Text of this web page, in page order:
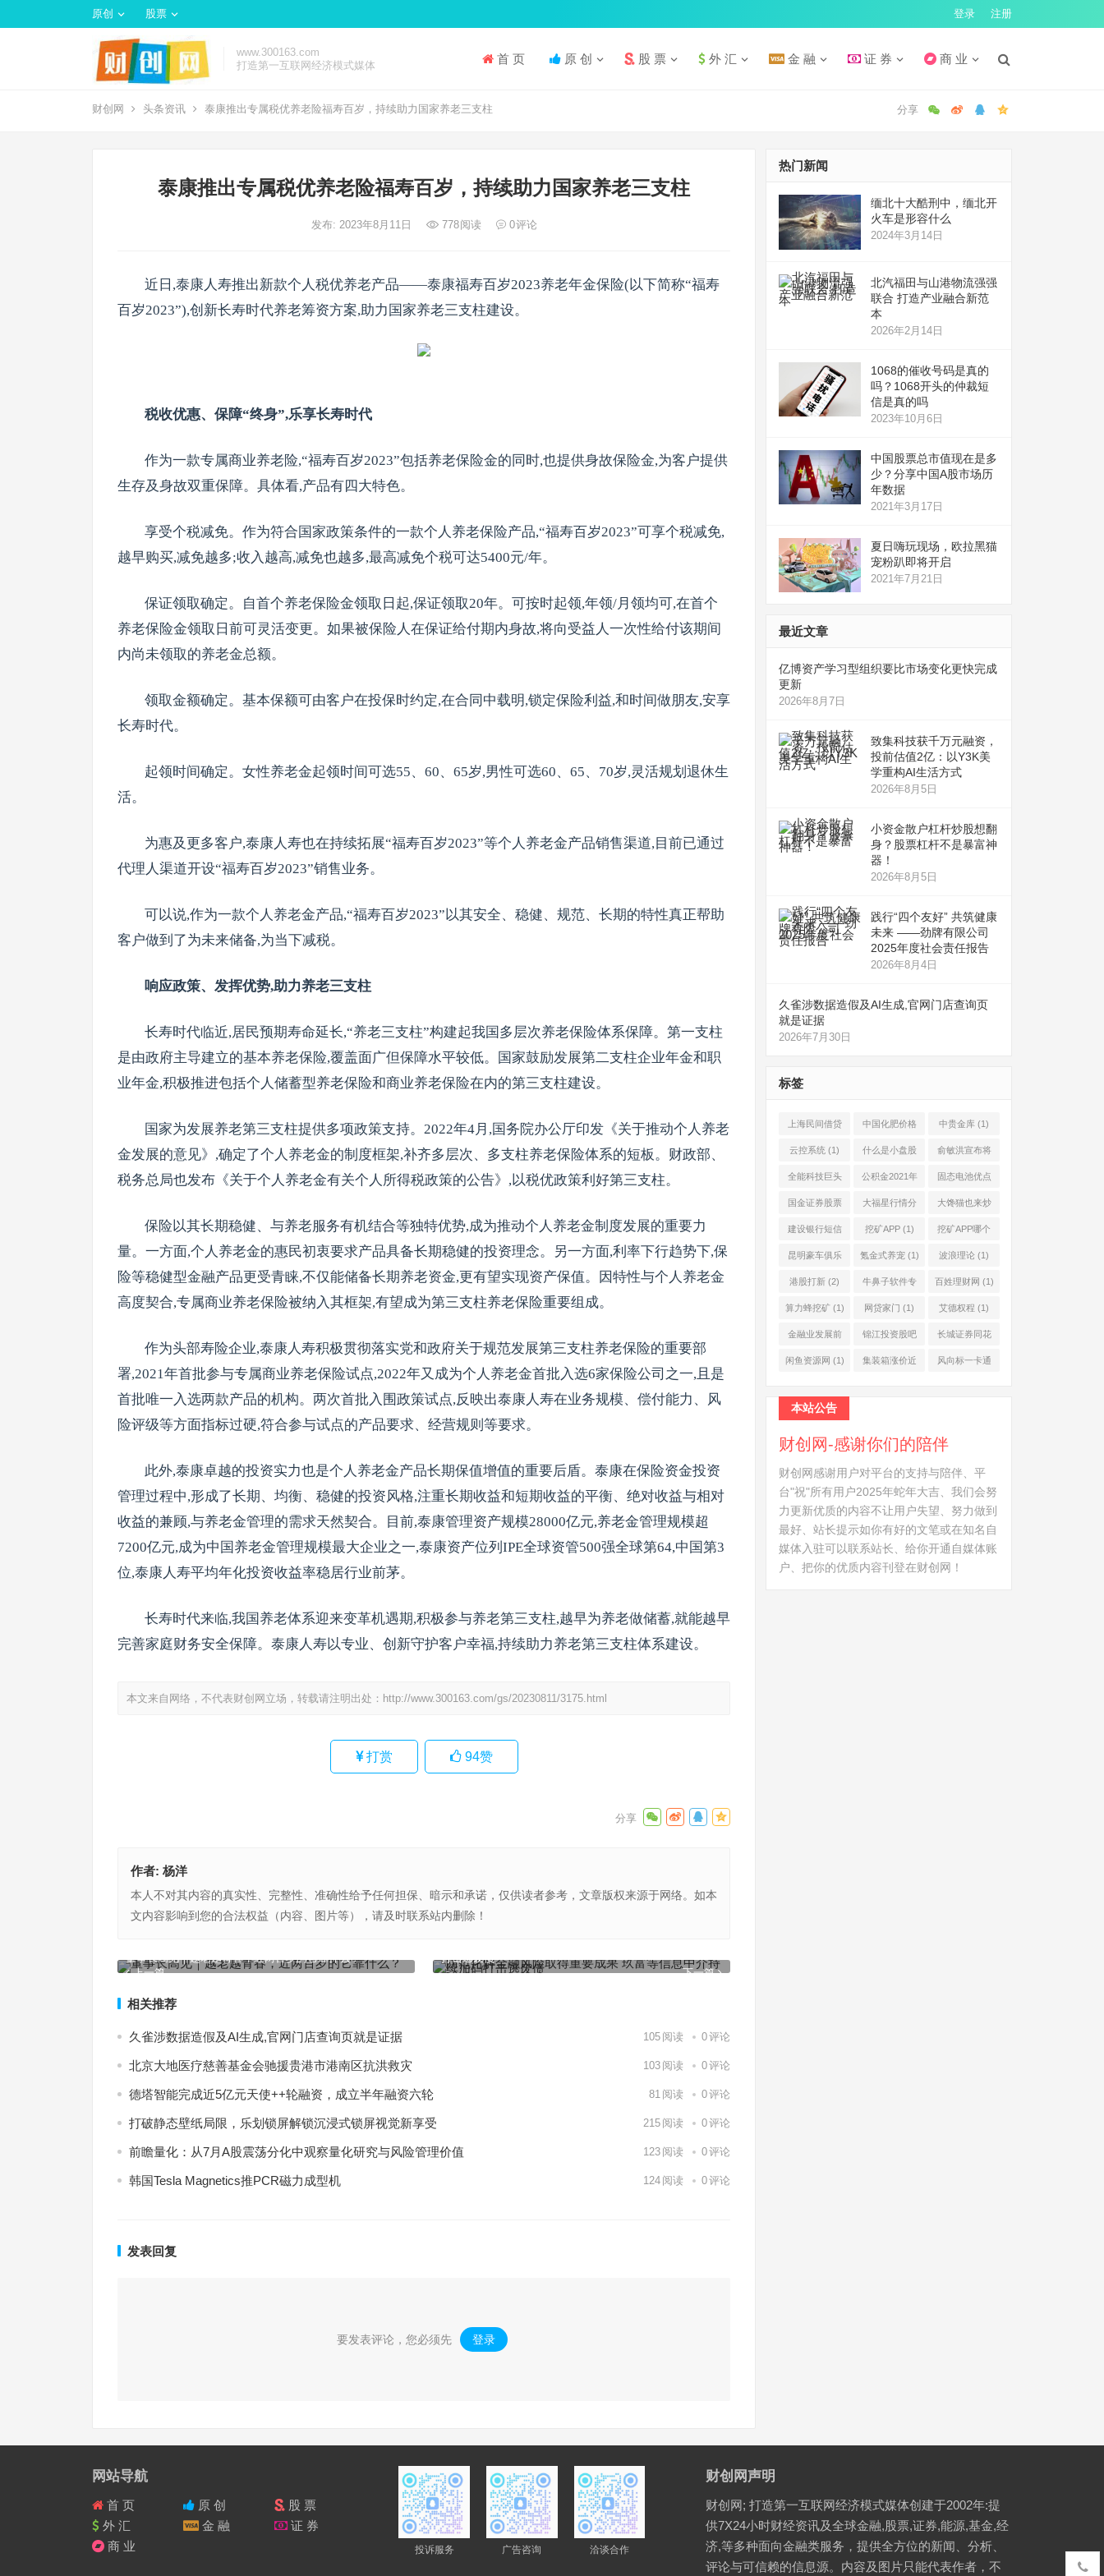
原创 股票 登录 注册
www.300163.com
打造第一互联网经济模式媒体
首 页 原 创 股 票 外 汇 金 融 证 券 商 业
财创网 头条资讯 泰康推出专属税优养老险福寿百岁，持续助力国家养老三支柱
泰康推出专属税优养老险福寿百岁，持续助力国家养老三支柱
发布: 2023年8月11日 778阅读 0评论
近日,泰康人寿推出新款个人税优养老产品——泰康福寿百岁2023养老年金保险(以下简称“福寿
百岁2023”),创新长寿时代养老筹资方案,助力国家养老三支柱建设。
税收优惠、保障“终身”,乐享长寿时代
作为一款专属商业养老险,“福寿百岁2023”包括养老保险金的同时,也提供身故保险金,为客户提供
生存及身故双重保障。具体看,产品有四大特色。
享受个税减免。作为符合国家政策条件的一款个人养老保险产品,“福寿百岁2023”可享个税减免,
越早购买,减免越多;收入越高,减免也越多,最高减免个税可达5400元/年。
保证领取确定。自首个养老保险金领取日起,保证领取20年。可按时起领,年领/月领均可,在首个
养老保险金领取日前可灵活变更。如果被保险人在保证给付期内身故,将向受益人一次性给付该期间
内尚未领取的养老金总额。
领取金额确定。基本保额可由客户在投保时约定,在合同中载明,锁定保险利益,和时间做朋友,安享
长寿时代。
起领时间确定。女性养老金起领时间可选55、60、65岁,男性可选60、65、70岁,灵活规划退休生
活。
为惠及更多客户,泰康人寿也在持续拓展“福寿百岁2023”等个人养老金产品销售渠道,目前已通过
代理人渠道开设“福寿百岁2023”销售业务。
可以说,作为一款个人养老金产品,“福寿百岁2023”以其安全、稳健、规范、长期的特性真正帮助
客户做到了为未来储备,为当下减税。
响应政策、发挥优势,助力养老三支柱
长寿时代临近,居民预期寿命延长,“养老三支柱”构建起我国多层次养老保险体系保障。第一支柱
是由政府主导建立的基本养老保险,覆盖面广但保障水平较低。国家鼓励发展第二支柱企业年金和职
业年金,积极推进包括个人储蓄型养老保险和商业养老保险在内的第三支柱建设。
国家为发展养老第三支柱提供多项政策支持。2022年4月,国务院办公厅印发《关于推动个人养老
金发展的意见》,确定了个人养老金的制度框架,补齐多层次、多支柱养老保险体系的短板。财政部、
税务总局也发布《关于个人养老金有关个人所得税政策的公告》,以税优政策利好第三支柱。
保险以其长期稳健、与养老服务有机结合等独特优势,成为推动个人养老金制度发展的重要力
量。一方面,个人养老金的惠民初衷要求产品具备长期稳健的投资理念。另一方面,利率下行趋势下,保
险等稳健型金融产品更受青睐,不仅能储备长期养老资金,更有望实现资产保值。因特性与个人养老金
高度契合,专属商业养老保险被纳入其框架,有望成为第三支柱养老保险重要组成。
作为头部寿险企业,泰康人寿积极贯彻落实党和政府关于规范发展第三支柱养老保险的重要部
署,2021年首批参与专属商业养老保险试点,2022年又成为个人养老金首批入选6家保险公司之一,且是
首批唯一入选两款产品的机构。两次首批入围政策试点,反映出泰康人寿在业务规模、偿付能力、风
险评级等方面指标过硬,符合参与试点的产品要求、经营规则等要求。
此外,泰康卓越的投资实力也是个人养老金产品长期保值增值的重要后盾。泰康在保险资金投资
管理过程中,形成了长期、均衡、稳健的投资风格,注重长期收益和短期收益的平衡、绝对收益与相对
收益的兼顾,与养老金管理的需求天然契合。目前,泰康管理资产规模28000亿元,养老金管理规模超
7200亿元,成为中国养老金管理规模最大企业之一,泰康资产位列IPE全球资管500强全球第64,中国第3
位,泰康人寿平均年化投资收益率稳居行业前茅。
长寿时代来临,我国养老体系迎来变革机遇期,积极参与养老第三支柱,越早为养老做储蓄,就能越早
完善家庭财务安全保障。泰康人寿以专业、创新守护客户幸福,持续助力养老第三支柱体系建设。
本文来自网络，不代表财创网立场，转载请注明出处： http://www.300163.com/gs/20230811/3175.html
打赏 94赞
作者: 杨洋
本人不对其内容的真实性、完整性、准确性给予任何担保、暗示和承诺，仅供读者参考，文章版权来源于网络。如本
文内容影响到您的合法权益（内容、图片等），请及时联系站内删除！
上一篇
董事长高见｜越老越青春，近两百岁的它靠什么？
下一篇
打击逃废债
相关推荐
久雀涉数据造假及AI生成,官网门店查询页就是证据 105 阅读 0评论
北京大地医疗慈善基金会驰援贵港市港南区抗洪救灾 103 阅读 0评论
德塔智能完成近5亿元天使++轮融资，成立半年融资六轮 81 阅读 0评论
打破静态壁纸局限，乐划锁屏解锁沉浸式锁屏视觉新享受 215 阅读 0评论
前瞻量化：从7月A股震荡分化中观察量化研究与风险管理价值 123 阅读 0评论
韩国Tesla Magnetics推PCR磁力成型机 124 阅读 0评论
发表回复
要发表评论，您必须先 登录 。
热门新闻
缅北十大酷刑中，缅北开
火车是形容什么
2024年3月14日
北汽福田与山港物流强强
联合 打造产业融合新范
本
2026年2月14日
1068的催收号码是真的
吗？1068开头的仲裁短
信是真的吗
2023年10月6日
中国股票总市值现在是多
少？分享中国A股市场历
年数据
2021年3月17日
夏日嗨玩现场，欧拉黑猫
宠粉趴即将开启
2021年7月21日
最近文章
亿博资产学习型组织要比市场变化更快完成
更新
2026年8月7日
致集科技获千万元融资，
投前估值2亿：以Y3K美
学重构AI生活方式
2026年8月5日
小资金散户杠杆炒股想翻
身？股票杠杆不是暴富神
器！
2026年8月5日
践行“四个友好” 共筑健康
未来 ——劲牌有限公司
2025年度社会责任报告
2026年8月4日
久雀涉数据造假及AI生成,官网门店查询页
就是证据
2026年7月30日
标签
上海民间借贷
公司(1)
中国化肥价格
网(1)
中贵金库 (1)
云控系统 (1) 什么是小盘股
(2)
俞敏洪宣布将
退休(1)
全能科技巨头
(1)
公积金2021年
起不允许提取
固态电池优点
(1)
国金证券股票
(2)
大福星行情分
析系统(1)
大馋猫也来炒
股票(1)
建设银行短信
服务费(1)
挖矿APP(1) 挖矿APP哪个
靠谱(1)
昆明豪车俱乐
部(1)
氪金式养宠(1) 波浪理论 (1)
港股打新 (2) 牛鼻子软件专
业版(1)
百姓理财网 (1)
算力蜂挖矿(1) 网贷家门 (1) 艾德权程 (1)
金融业发展前
景(1)
锦江投资股吧
(1)
长城证券同花
顺(1)
闲鱼资源网 (1) 集装箱涨价近 风向标一卡通
本站公告
财创网-感谢你们的陪伴
财创网感谢用户对平台的支持与陪伴、平
台"祝"所有用户2025年蛇年大吉、我们会努
力更新优质的内容不让用户失望、努力做到
最好、站长提示如你有好的文笔或在知名自
媒体入驻可以联系站长、给你开通自媒体账
户、把你的优质内容刊登在财创网！
网站导航
首 页 原 创
股 票
外 汇
金 融
证 券
商 业
投诉服务 广告咨询 洽谈合作
财创网声明
财创网; 打造第一互联网经济模式媒体创建于2002年:提
供7X24小时财经资讯及全球金融,股票,证券,能源,基金,经
济,等多种面向金融类服务，提供全方位的新闻、分析、
评论与可信赖的信息源。内容及图片只能代表作者，不